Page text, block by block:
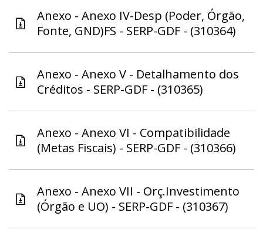
Anexo - Anexo IV-Desp (Poder, Órgão,
Fonte, GND)FS - SERP-GDF - (310364)
Anexo - Anexo V - Detalhamento dos
Créditos - SERP-GDF - (310365)
Anexo - Anexo VI - Compatibilidade
(Metas Fiscais) - SERP-GDF - (310366)
Anexo - Anexo VII - Orç.Investimento
(Órgão e UO) - SERP-GDF - (310367)